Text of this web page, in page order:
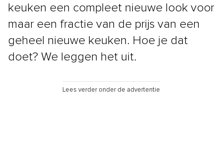
keuken een compleet nieuwe look voor
maar een fractie van de prijs van een
geheel nieuwe keuken. Hoe je dat
doet? We leggen het uit.
Lees verder onder de advertentie